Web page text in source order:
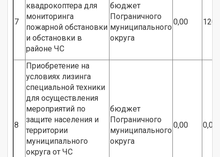
7
квадрокоптера для
мониторинга
пожарной обстановки
и обстановки в
районе ЧС
бюджет
Пограничного
муниципального
округа
0,00
8
Приобретение на
условиях лизинга
специальной техники
для осуществления
мероприятий по
защите населения и
территории
муниципального
округа от ЧС
бюджет
Пограничного
муниципального
округа
0,00 0,00